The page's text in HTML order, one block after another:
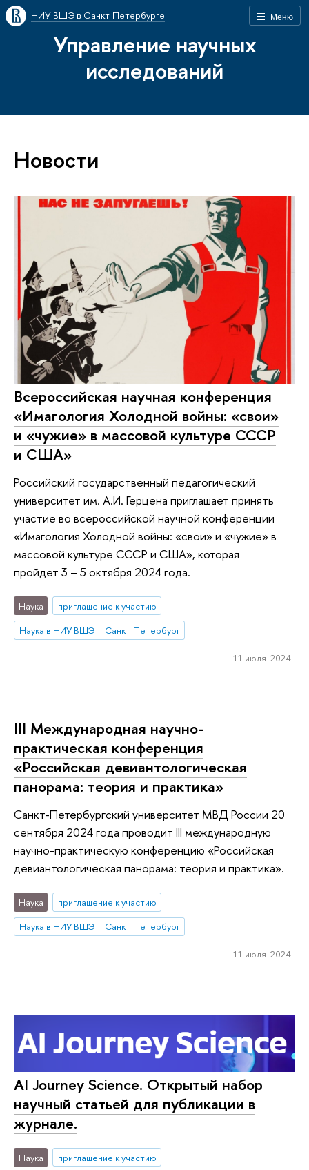
Меню
НИУ ВШЭ в Санкт-Петербурге
Управление научных
исследований
Новости
Всероссийская научная конференция
«Имагология Холодной войны: «свои»
и «чужие» в массовой культуре СССР
и США»
Российский государственный педагогический
университет им. А.И. Герцена приглашает принять
участие во всероссийской научной конференции
«Имагология Холодной войны: «свои» и «чужие» в
массовой культуре СССР и США», которая
пройдет 3 – 5 октября 2024 года.
Наука
приглашение к участию
Наука в НИУ ВШЭ – Санкт-Петербург
11 июля 2024
III Международная научно-
практическая конференция
«Российская девиантологическая
панорама: теория и практика»
Санкт-Петербургский университет МВД России 20
сентября 2024 года проводит III международную
научно-практическую конференцию «Российская
девиантологическая панорама: теория и практика».
Наука
приглашение к участию
Наука в НИУ ВШЭ – Санкт-Петербург
11 июля 2024
AI Journey Science. Открытый набор
научный статьей для публикации в
журнале.
Наука
приглашение к участию